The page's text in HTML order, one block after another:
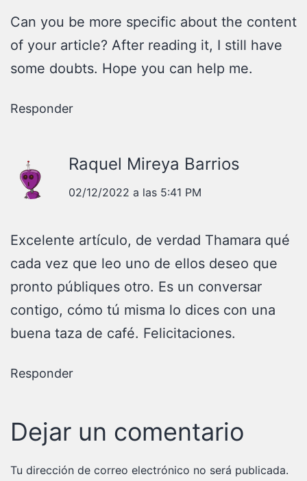
Can you be more specific about the content
of your article? After reading it, I still have
some doubts. Hope you can help me.
Responder
Raquel Mireya Barrios
02/12/2022 a las 5:41 PM
Excelente artículo, de verdad Thamara qué
cada vez que leo uno de ellos deseo que
pronto públiques otro. Es un conversar
contigo, cómo tú misma lo dices con una
buena taza de café. Felicitaciones.
Responder
Dejar un comentario
Tu dirección de correo electrónico no será publicada.